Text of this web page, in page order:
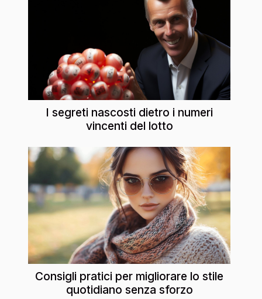
I segreti nascosti dietro i numeri
vincenti del lotto
Consigli pratici per migliorare lo stile
quotidiano senza sforzo